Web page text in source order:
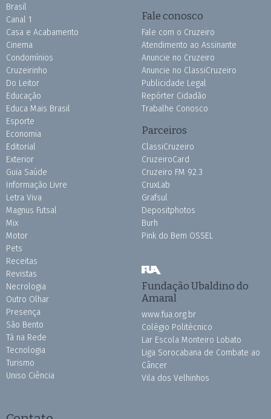
Brasil
Canal 1
Casa e Acabamento
Cinema
Condomínios
Cruzeirinho
Do Leitor
Educação
Educa Mais Brasil
Esporte
Economia
Editorial
Exterior
Guia Saúde
Informação Livre
Letra Viva
Magnus Futsal
Mix
Motor
Pets
Receitas
Revistas
Necrologia
Outro Olhar
Presença
São Bento
Tá na Rede
Tecnologia
Turismo
Uniso Ciência
Fale conosco
Fale com o Cruzeiro
Atendimento ao Assinante
Anuncie no Cruzeiro
Anuncie no ClassiCruzeiro
Publicidade Legal
Repórter Cidadão
Trabalhe Conosco
Parceiros
ClassiCruzeiro
CruzeiroCard
Cruzeiro FM 92.3
CruxLab
Grafsul
Depositphotos
Burh
Pink do Bem OSSEL
Fundação Ubaldino do
Amaral
www.fua.org.br
Colégio Politécnico
Lar Escola Monteiro Lobato
Liga Sorocabana de Combate ao
Câncer
Vila dos Velhinhos